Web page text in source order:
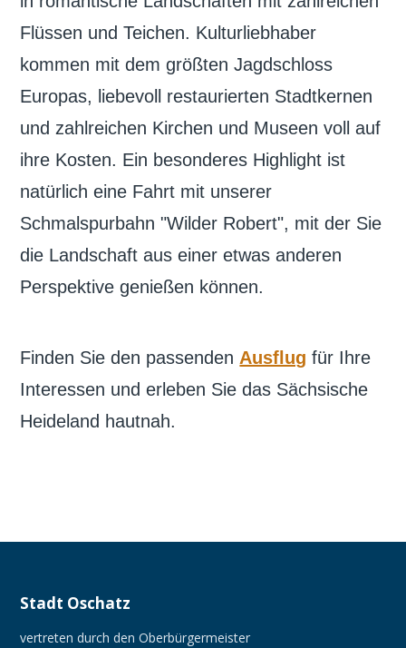
Flüssen und Teichen. Kulturliebhaber
kommen mit dem größten Jagdschloss
Europas, liebevoll restaurierten Stadtkernen
und zahlreichen Kirchen und Museen voll auf
ihre Kosten. Ein besonderes Highlight ist
natürlich eine Fahrt mit unserer
Schmalspurbahn "Wilder Robert", mit der Sie
die Landschaft aus einer etwas anderen
Perspektive genießen können.
Finden Sie den passenden Ausflug für Ihre
Interessen und erleben Sie das Sächsische
Heideland hautnah.
Stadt Oschatz
vertreten durch den Oberbürgermeister